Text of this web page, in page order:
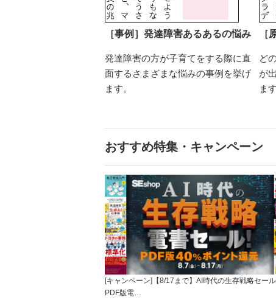
［事例］発達障害あるあるの悩み
発達障害の方が子育てをする際に直
面するさまざまな悩みの事例を挙げ
ます。
［
ど
が
ま
おすすめ特集・キャンペーン
[キャンペーン]【8/17まで】AI時代の生存戦略セール
PDF版電…